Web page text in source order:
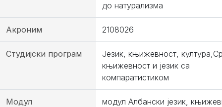
до натурализма
Акроним 2108026
Студијски програм
Језик, књижевност,
књижевност и језик са
компаратистиком
Модул
модул Албански језик,